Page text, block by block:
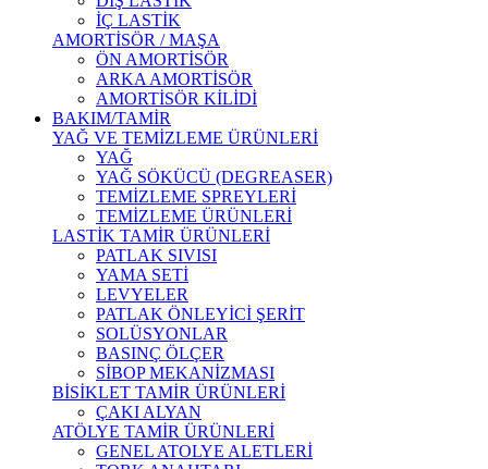
İÇ LASTİK
AMORTİSÖR / MAŞA
ÖN AMORTİSÖR
ARKA AMORTİSÖR
AMORTİSÖR KİLİDİ
BAKIM/TAMİR
YAĞ VE TEMİZLEME ÜRÜNLERİ
YAĞ
YAĞ SÖKÜCÜ (DEGREASER)
TEMİZLEME SPREYLERİ
TEMİZLEME ÜRÜNLERİ
LASTİK TAMİR ÜRÜNLERİ
PATLAK SIVISI
YAMA SETİ
LEVYELER
PATLAK ÖNLEYİCİ ŞERİT
SOLÜSYONLAR
BASINÇ ÖLÇER
SİBOP MEKANİZMASI
BİSİKLET TAMİR ÜRÜNLERİ
ÇAKI ALYAN
ATÖLYE TAMİR ÜRÜNLERİ
GENEL ATOLYE ALETLERİ